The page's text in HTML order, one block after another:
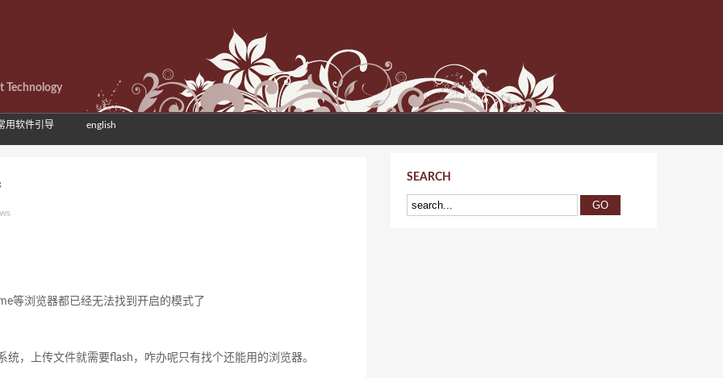
Technology
用软件引导 english
等浏览器都已经无法找到开启的模式了
，上传文件就需要flash，咋办呢只有找个还能用的浏览器。
SEARCH